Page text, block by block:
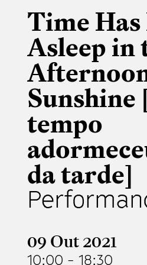
Time
Asleep in
Sunshine
tempo
da tarde]
09 Out 2021
10:00 - 18:30